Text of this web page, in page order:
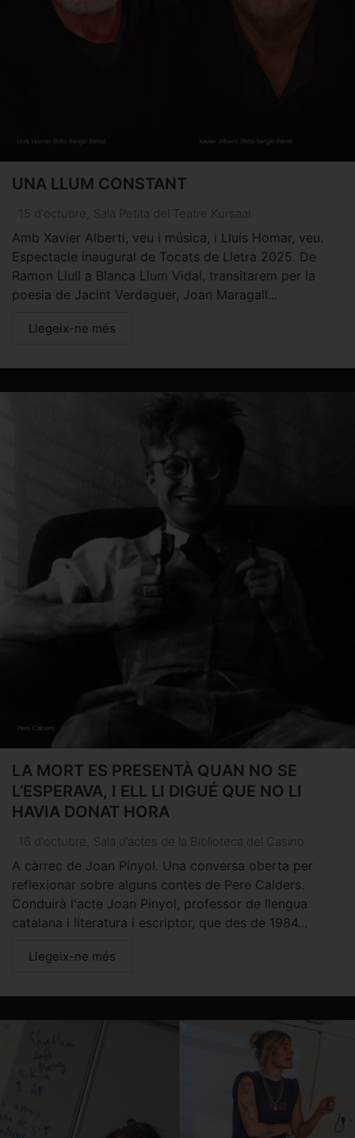
UNA LLUM CONSTANT
15 d'octubre Sala Petita del Teatre Kursaal
Amb Xavier Albertí, veu i música, i Lluís Homar, veu.
Espectacle inaugural de Tocats de Lletra 2025. De
Ramon Llull a Blanca Llum Vidal, transitarem per la
poesia de Jacint Verdaguer, Joan Maragall...
Llegeix-ne més
LA MORT ES PRESENTÀ QUAN NO SE
L’ESPERAVA, I ELL LI DIGUÉ QUE NO LI
HAVIA DONAT HORA
16 d'octubre Sala d’actes de la Biblioteca del Casino
A càrrec de Joan Pinyol. Una conversa oberta per
reflexionar sobre alguns contes de Pere Calders.
Conduirà l'acte Joan Pinyol, professor de llengua
catalana i literatura i escriptor, que des de 1984...
Llegeix-ne més